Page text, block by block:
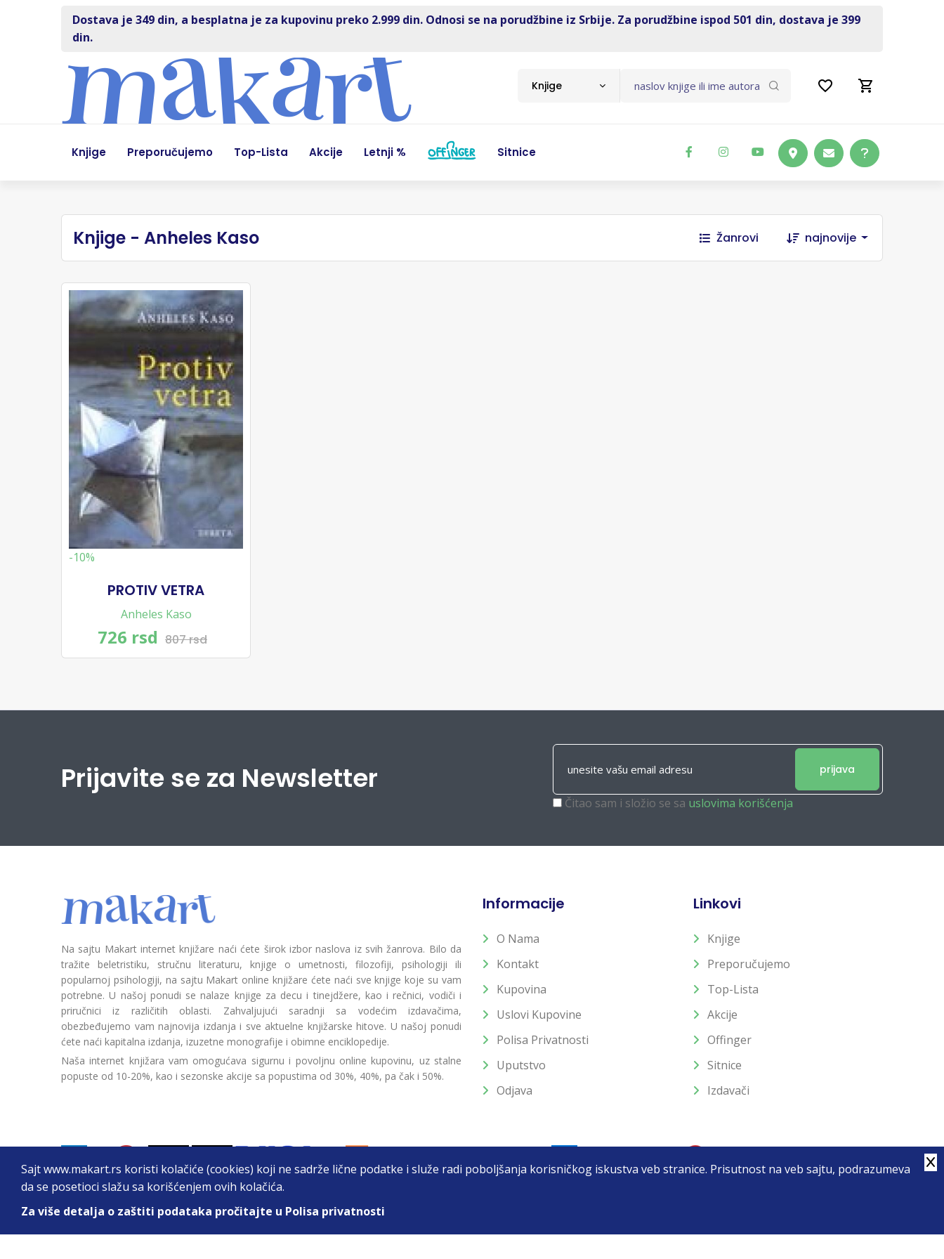
Sajt www.makart.rs koristi kolačiće (cookies) koji ne sadrže lične podatke i služe radi poboljšanja korisničkog iskustva veb stranice. Prisutnost na veb sajtu, podrazumeva
da se posetioci slažu sa korišćenjem ovih kolačića.
Za više detalja o zaštiti podataka pročitajte u Polisa privatnosti
Dostava je 349 din, a besplatna je za kupovinu preko 2.999 din. Odnosi se na porudžbine iz Srbije. Za porudžbine ispod 501 din, dostava je 399
din.
Knjige
Knjige Preporučujemo Top-Lista Akcije Letnji % Sitnice
Knjige - Anheles Kaso Žanrovi najnovije
-10%
PROTIV VETRA
Anheles Kaso
726 rsd 807 rsd
Prijavite se za Newsletter prijava
Čitao sam i složio se sa uslovima korišćenja
Na sajtu Makart internet knjižare naći ćete širok izbor naslova iz svih žanrova. Bilo da
tražite beletristiku, stručnu literaturu, knjige o umetnosti, filozofiji, psihologiji ili
popularnoj psihologiji, na sajtu Makart online knjižare ćete naći sve knjige koje su vam
potrebne. U našoj ponudi se nalaze knjige za decu i tinejdžere, kao i rečnici, vodiči i
priručnici iz različitih oblasti. Zahvaljujući saradnji sa vodećim izdavačima,
obezbeđujemo vam najnovija izdanja i sve aktuelne knjižarske hitove. U našoj ponudi
ćete naći kapitalna izdanja, izuzetne monografije i obimne enciklopedije.
Naša internet knjižara vam omogućava sigurnu i povoljnu online kupovinu, uz stalne
popuste od 10-20%, kao i sezonske akcije sa popustima od 30%, 40%, pa čak i 50%.
Informacije
O Nama
Kontakt
Kupovina
Uslovi Kupovine
Polisa Privatnosti
Uputstvo
Odjava
Linkovi
Knjige
Preporučujemo
Top-Lista
Akcije
Offinger
Sitnice
Izdavači